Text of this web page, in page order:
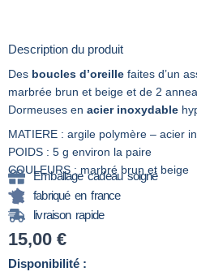
Description du produit
Des boucles d’oreille faites d’un
marbrée brun et beige et de 2
Dormeuses en acier inoxydable
MATIERE : argile polymère – acier
POIDS : 5 g environ la paire
COULEURS : marbré brun et beige
Emballage cadeau soigné
fabriqué en france
livraison rapide
15,00 €
Disponibilité :
quantité